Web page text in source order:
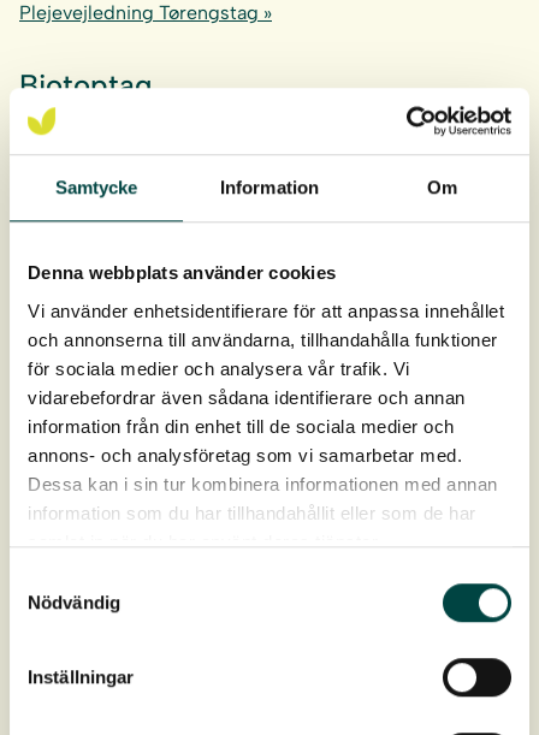
Samtycke Information Om
Denna webbplats använder cookies
Vi använder enhetsidentifierare för att anpassa innehållet
och annonserna till användarna, tillhandahålla funktioner
för sociala medier och analysera vår trafik. Vi
vidarebefordrar även sådana identifierare och annan
information från din enhet till de sociala medier och
annons- och analysföretag som vi samarbetar med.
Dessa kan i sin tur kombinera informationen med annan
information som du har tillhandahållit eller som de har
samlat in när du har använt deras tjänster.
Nödvändig
Inställningar
Plejevejledning Tørengstag »
Biotoptag
Plejevejledning Biotoptag »
Dæk og taghaver
Montagevejledning Rodspærrefolie »
Montagevejledning ND 220/620 »
Eng
Så- og plejevejledning Engfrø»
Montage- og plejevejledning Engmåtte »
Bymiljø